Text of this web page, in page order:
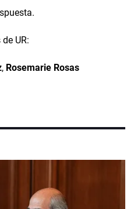
UR:
, Rosemarie Rosas